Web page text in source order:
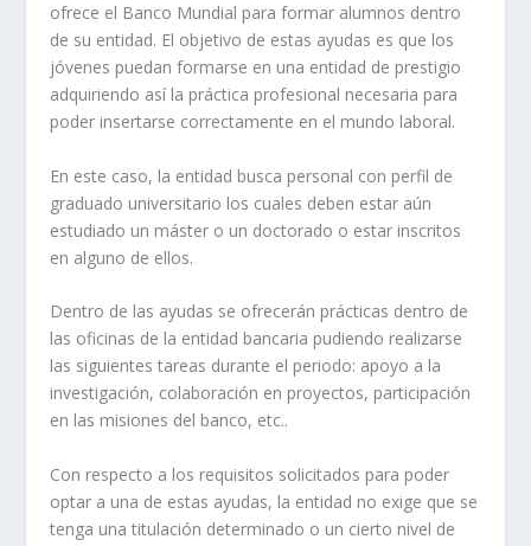
ofrece el Banco Mundial para formar alumnos dentro
de su entidad. El objetivo de estas ayudas es que los
jóvenes puedan formarse en una entidad de prestigio
adquiriendo así la práctica profesional necesaria para
poder insertarse correctamente en el mundo laboral.
En este caso, la entidad busca personal con perfil de
graduado universitario los cuales deben estar aún
estudiado un máster o un doctorado o estar inscritos
en alguno de ellos.
Dentro de las ayudas se ofrecerán prácticas dentro de
las oficinas de la entidad bancaria pudiendo realizarse
las siguientes tareas durante el periodo: apoyo a la
investigación, colaboración en proyectos, participación
en las misiones del banco, etc..
Con respecto a los requisitos solicitados para poder
optar a una de estas ayudas, la entidad no exige que se
tenga una titulación determinado o un cierto nivel de